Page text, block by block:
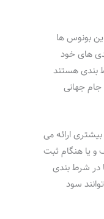
بونوس ها
های خود
بندی هستند
جهانی
ارائه می
و یا هنگام ثبت
در شرط بندی
سود